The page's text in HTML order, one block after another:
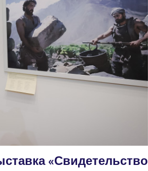
«Свидетельство